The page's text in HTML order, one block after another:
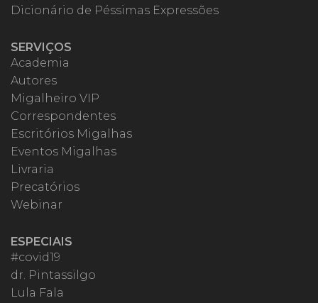
Dicionário de Péssimas Expressões
SERVIÇOS
Academia
Autores
Migalheiro VIP
Correspondentes
Escritórios Migalhas
Eventos Migalhas
Livraria
Precatórios
Webinar
ESPECIAIS
#covid19
dr. Pintassilgo
Lula Fala